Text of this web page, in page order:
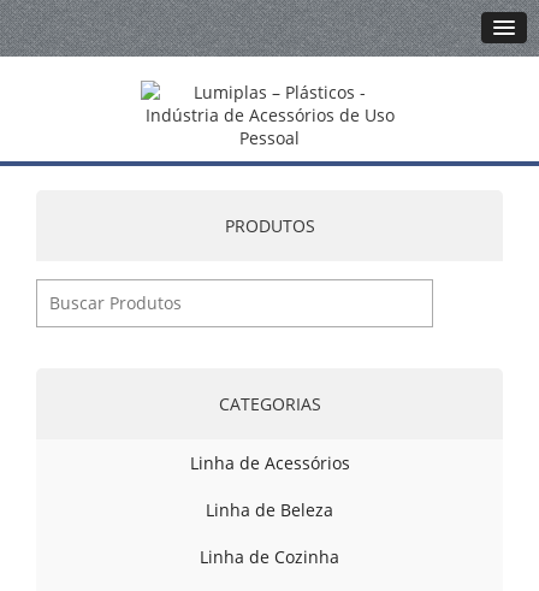
PRODUTOS
CATEGORIAS
Linha de Acessórios
Linha de Beleza
Linha de Cozinha